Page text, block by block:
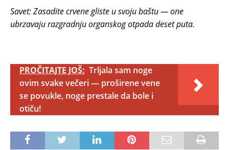
Savet: Zasadite crvene gliste u svoju baštu — one
ubrzavaju razgradnju organskog otpada deset puta.
PROČITAJTE JOŠ: Trljala sam noge
ovim svake večeri — proširene vene
se povukle, noge prestale da bole i
otiču!